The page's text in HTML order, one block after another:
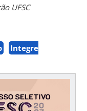
UFSC
Integre